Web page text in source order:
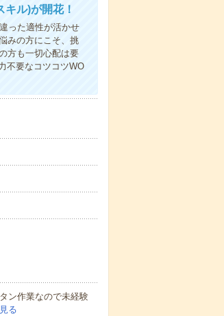
ル)が開花！
った適性が活かせ
みの方にこそ、挑
方も一切心配は要
不要なコツコツWO
ン作業なので未経験
る